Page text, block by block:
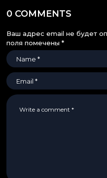
0 COMMENTS
Ваш адрес email не будет
поля помечены *